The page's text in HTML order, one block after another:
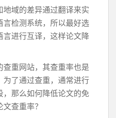
域的差异通过翻译来实
检测系统，所以最好选
进行互译，这样论文降
重网站，其查重率也是
了通过查重，通常进行
，那么如何降低论文的免
查重率？